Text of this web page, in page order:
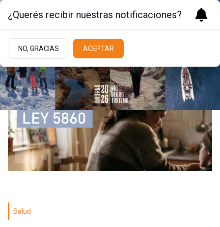
Salud
¿Querés recibir nuestras notificaciones?
NO, GRACIAS ACEPTAR